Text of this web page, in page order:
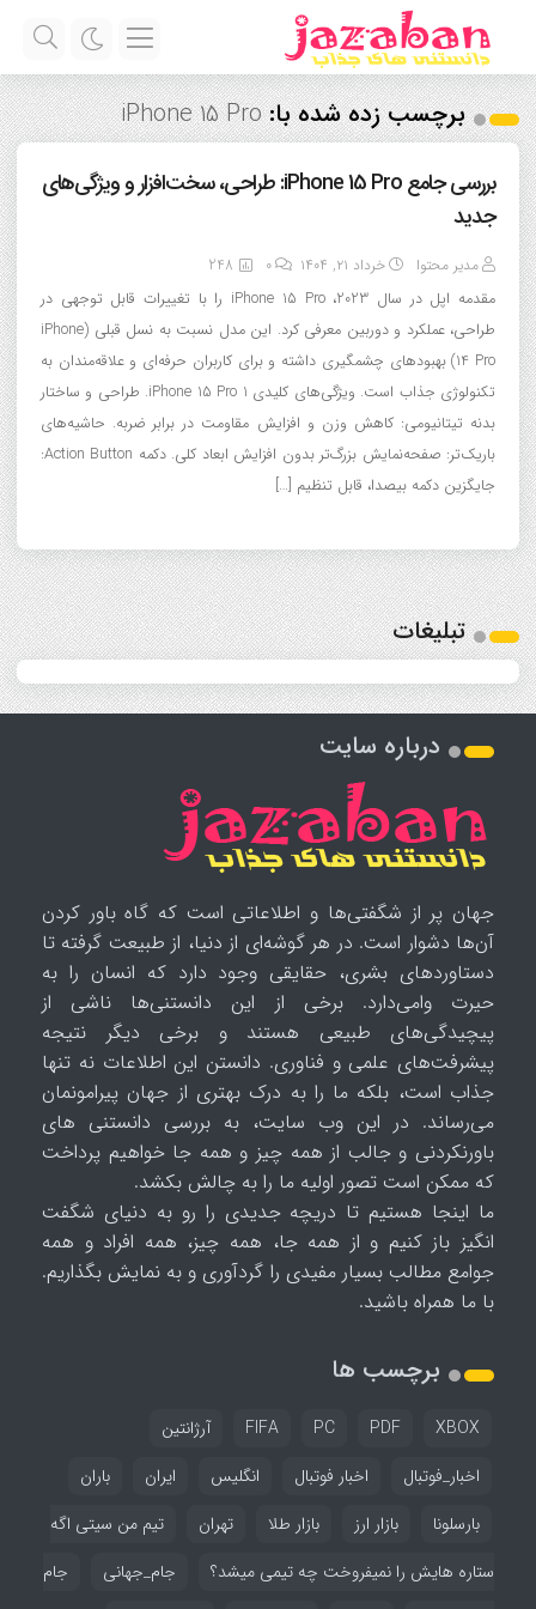
برچسب زده شده با:iPhone 15 Pro
بررسی جامع iPhone 15 Pro: طراحی، سخت‌افزار و ویژگی‌های
جدید
مدیر محتوا خرداد ۲۱, ۱۴۰۴ 0
248
مقدمه اپل در سال 2023، iPhone 15 Pro را با تغییرات قابل توجهی در
طراحی، عملکرد و دوربین معرفی کرد. این مدل نسبت به نسل قبلی (iPhone
14 Pro) بهبودهای چشمگیری داشته و برای کاربران حرفه‌ای و علاقه‌مندان به
تکنولوژی جذاب است. ویژگی‌های کلیدی iPhone 15 Pro 1. طراحی و ساختار
بدنه تیتانیومی: کاهش وزن و افزایش مقاومت در برابر ضربه. حاشیه‌های
باریک‌تر: صفحه‌نمایش بزرگ‌تر بدون افزایش ابعاد کلی. دکمه Action Button:
جایگزین دکمه بیصدا، قابل تنظیم […]
تبلیغات
درباره سایت
جهان پر از شگفتی‌ها و اطلاعاتی است که گاه باور کردن
آن‌ها دشوار است. در هر گوشه‌ای از دنیا، از طبیعت گرفته تا
دستاوردهای بشری، حقایقی وجود دارد که انسان را به
حیرت وامی‌دارد. برخی از این دانستنی‌ها ناشی از
پیچیدگی‌های طبیعی هستند و برخی دیگر نتیجه
پیشرفت‌های علمی و فناوری. دانستن این اطلاعات نه تنها
جذاب است، بلکه ما را به درک بهتری از جهان پیرامونمان
می‌رساند. در این وب سایت، به بررسی دانستنی های
باورنکردنی و جالب از همه چیز و همه جا خواهیم پرداخت
که ممکن است تصور اولیه ما را به چالش بکشد.
ما اینجا هستیم تا دریچه جدیدی را رو به دنیای شگفت
انگیز باز کنیم و از همه جا، همه چیز، همه افراد و همه
جوامع مطالب بسیار مفیدی را گردآوری و به نمایش بگذاریم.
با ما همراه باشید.
برچسب ها
FIFA PC PDF XBOX
آرژانتین
اخبار_فوتبال
اخبار فوتبال انگلیس ایران
باران
بارسلونا
بازار ارز بازار طلا تهران
تیم من سیتی اگه
ستاره هایش را نمیفروخت چه تیمی میشد؟
جام_جهانی
جام